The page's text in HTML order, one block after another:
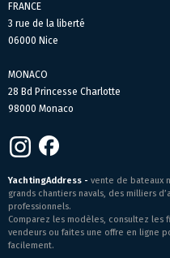
FRANCE
3 rue de la liberté
06000 Nice
MONACO
28 Bd Princesse Charlotte
98000 Monaco
YachtingAddress - vente de bateaux
grands chantiers navals, des milliers
professionnels.
Comparez les modèles, consultez
vendeurs ou faites une offre en ligne
facilement.